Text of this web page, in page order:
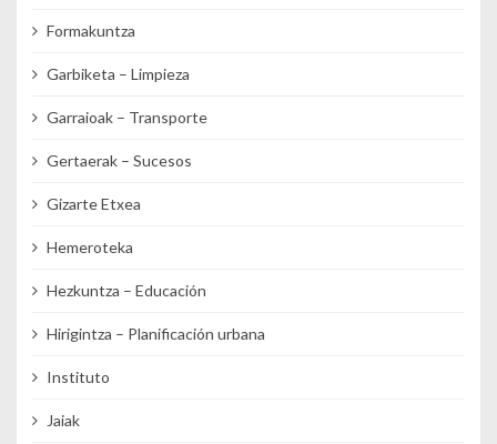
Formakuntza
Garbiketa – Limpieza
Garraioak – Transporte
Gertaerak – Sucesos
Gizarte Etxea
Hemeroteka
Hezkuntza – Educación
Hirigintza – Planificación urbana
Instituto
Jaiak